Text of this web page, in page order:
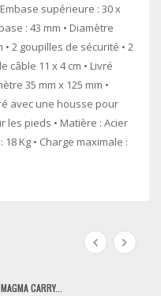
supérieure : 30 x
: 43 mm • Diamètre
2 goupilles de sécurité • 2
câble 11 x 4 cm • Livré
35 mm x 125 mm •
avec une housse pour
pieds • Matière : Acier
Kg • Charge maximale :
CARRY...